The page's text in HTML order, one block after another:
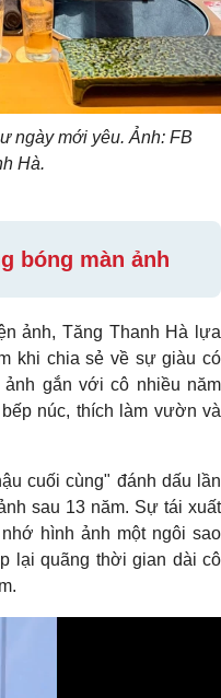
ngày mới yêu. Ảnh: FB
Hà.
bóng màn ảnh
ảnh, Tăng Thanh Hà lựa
khi chia sẻ về sự giàu có
gắn với cô nhiều năm
núc, thích làm vườn và
cuối cùng" đánh dấu lần
sau 13 năm. Sự tái xuất
hình ảnh một ngôi sao
lại quãng thời gian dài cô